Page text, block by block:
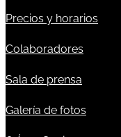
Precios y horarios
Colaboradores
Sala de prensa
Galería de fotos